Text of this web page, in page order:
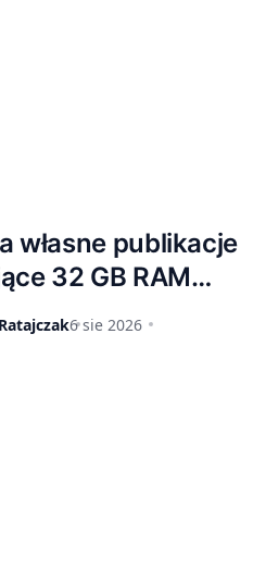
własne publikacje
32 GB RAM
Windows 11 –
tym komputery
6 sie 2026